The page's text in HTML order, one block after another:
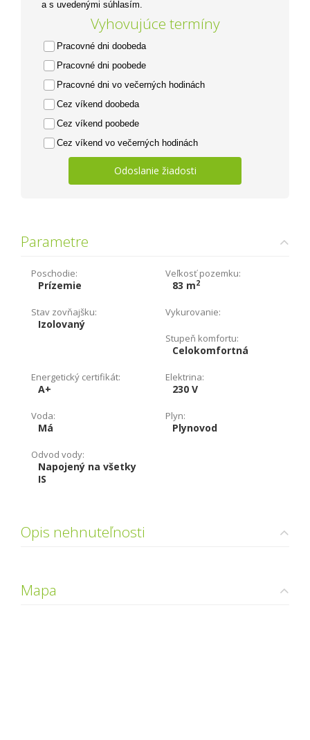
a s uvedenými súhlasím.
Vyhovujúce termíny
Pracovné dni doobeda
Pracovné dni poobede
Pracovné dni vo večerných hodinách
Cez víkend doobeda
Cez víkend poobede
Cez víkend vo večerných hodinách
Odoslanie žiadosti
Parametre
Poschodie:
Prízemie
Veľkosť pozemku:
83 m2
Stav zovňajšku:
Izolovaný
Vykurovanie:
Stupeň komfortu:
Celokomfortná
Energetický certifikát:
A+
Elektrina:
230 V
Voda:
Má
Plyn:
Plynovod
Odvod vody:
Napojený na všetky
IS
Opis nehnuteľnosti
Mapa